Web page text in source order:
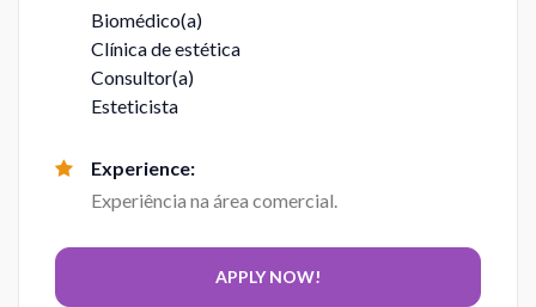
Biomédico(a)
Clínica de estética
Consultor(a)
Esteticista
Experience:
Experiência na área comercial.